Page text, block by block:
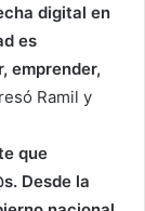
digital en
es
emprender,
Ramil y
que
Desde la